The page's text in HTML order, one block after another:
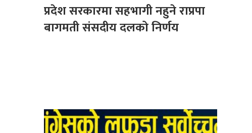
प्रदेश सरकारमा सहभागी नहुने राप्रपा
बागमती संसदीय दलको निर्णय